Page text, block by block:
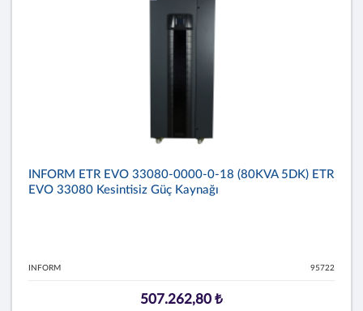
INFORM ETR EVO 33080-0000-0-18 (80KVA 5DK) ETR
EVO 33080 Kesintisiz Güç Kaynağı
INFORM 95722
507.262,80 ₺